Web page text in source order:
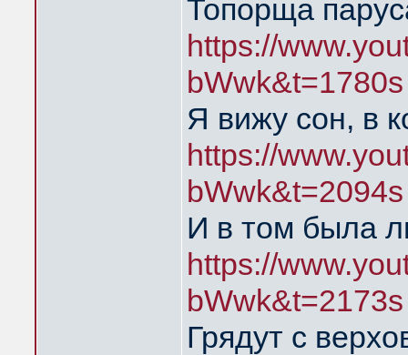
Топорща
https://
bWwk&t=1780s
Я вижу сон, в
https://
bWwk&t=2094s
И в том была
https://
bWwk&t=2173s
Грядут с